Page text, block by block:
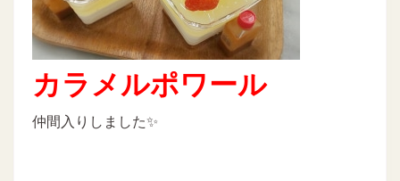
カラメルポワール
仲間入りしました✨